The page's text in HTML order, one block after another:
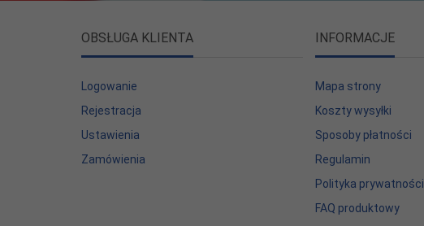
OBSŁUGA KLIENTA
Logowanie
Rejestracja
Ustawienia
Zamówienia
INFORMACJE
Mapa strony
Koszty wysyłki
Sposoby płatności
Regulamin
Polityka prywatności
FAQ produktowy